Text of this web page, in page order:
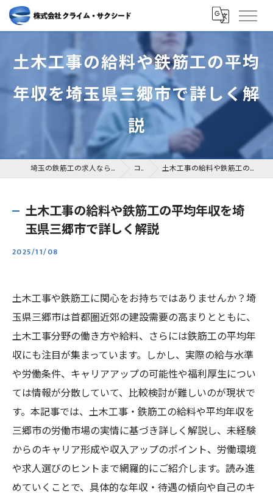
土木工事の給料や鉄筋工の平均
年収を埼玉県三郷市で詳しく解
説
埼玉の鉄筋工の求人なら株式会社クライム・サクシード コラム 土木工事の給料や鉄筋工の平均年収を埼玉県三郷市で詳しく解説
土木工事の給料や鉄筋工の平均年収を埼
玉県三郷市で詳しく解説
2025/11/08
土木工事や鉄筋工に関心をお持ちではありませんか？埼
玉県三郷市は首都圏近郊の建設需要の高まりとともに、
土木工事分野の働き方や給料、さらには鉄筋工の平均年
収にも注目が集まっています。しかし、実際の給与水準
や労働条件、キャリアアップの可能性や福利厚生につい
ては情報が分散していて、比較検討が難しいのが現状で
す。本記事では、土木工事・鉄筋工の給料や平均年収を
三郷市の労働市場の実情に基づき詳しく解説し、未経験
からのキャリア形成や収入アップのポイント、労働環境
や求人選びのヒントまで網羅的にご紹介します。読み進
めていくことで、具体的な年収・待遇の傾向や自己のキ